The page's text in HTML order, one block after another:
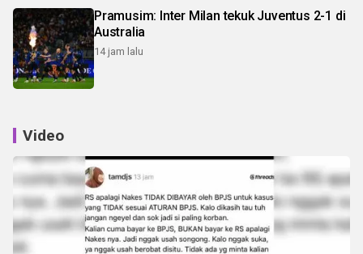
Pramusim: Inter Milan tekuk Juventus 2-1 di
Australia
14 jam lalu
Video